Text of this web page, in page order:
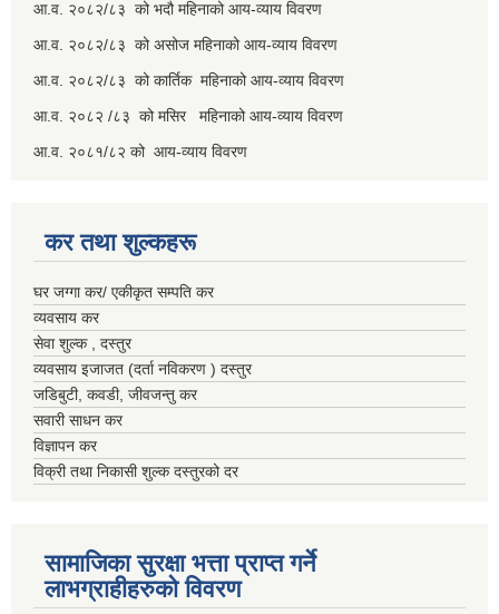
आ.व. २०८२/८३ को भदौ महिनाको आय-व्याय विवरण
आ.व. २०८२/८३ को असोज महिनाको आय-व्याय विवरण
आ.व. २०८२/८३ को कार्तिक महिनाको आय-व्याय विवरण
आ.व. २०८२ /८३ को मसिर महिनाको आय-व्याय विवरण
आ.व. २०८१/८२ को आय-व्याय विवरण
कर तथा शुल्कहरू
घर जग्गा कर/ एकीकृत सम्पति कर
व्यवसाय कर
सेवा शुल्क , दस्तुर
व्यवसाय इजाजत (दर्ता नविकरण ) दस्तुर
जडिबुटी, कवडी, जीवजन्तु कर
सवारी साधन कर
विज्ञापन कर
विक्री तथा निकासी शुल्क दस्तुरको दर
सामाजिका सुरक्षा भत्ता प्राप्त गर्ने
लाभग्राहीहरुको विवरण